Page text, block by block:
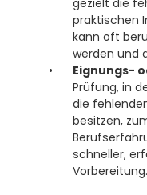
gezielt die
praktischen
kann oft
werden und
Eignungs-
Prüfung, in
die
besitzen,
schneller,
Vorbereitung.